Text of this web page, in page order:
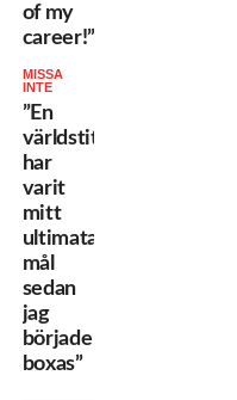
of my
career!”
MISSA
INTE
”En
världstitel
har
varit
mitt
ultimata
mål
sedan
jag
började
boxas”